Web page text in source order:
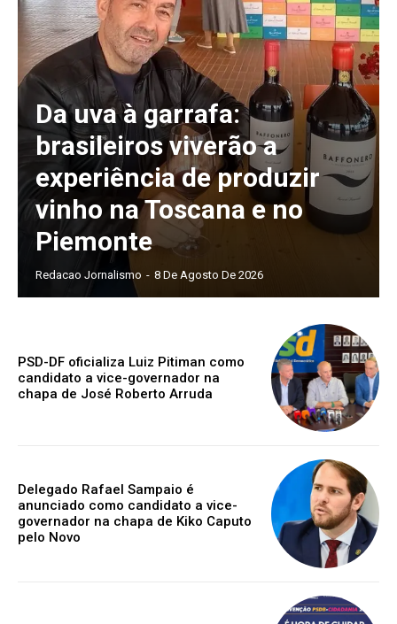
Da uva à garrafa:
brasileiros viverão a
experiência de produzir
vinho na Toscana e no
Piemonte
Redacao Jornalismo - 8 De Agosto De 2026
PSD-DF oficializa Luiz Pitiman como
candidato a vice-governador na
chapa de José Roberto Arruda
Delegado Rafael Sampaio é
anunciado como candidato a vice-
governador na chapa de Kiko Caputo
pelo Novo